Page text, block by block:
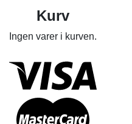
Kurv
Ingen varer i kurven.